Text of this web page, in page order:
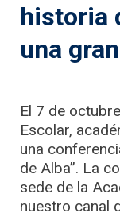
historia
una
El 7 de
Escolar,
una
de Alba”. La
sede de la
nuestro canal